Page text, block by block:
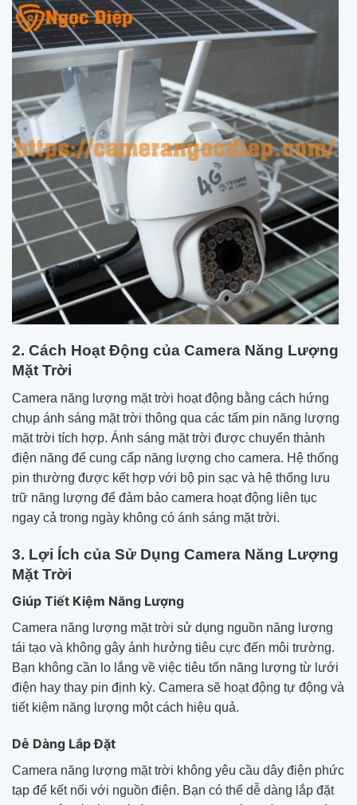
2. Cách Hoạt Động của Camera Năng Lượng
Mặt Trời
Camera năng lượng mặt trời hoạt động bằng cách hứng
chụp ánh sáng mặt trời thông qua các tấm pin năng lượng
mặt trời tích hợp. Ánh sáng mặt trời được chuyển thành
điện năng để cung cấp năng lượng cho camera. Hệ thống
pin thường được kết hợp với bộ pin sạc và hệ thống lưu
trữ năng lượng để đảm bảo camera hoạt động liên tục
ngay cả trong ngày không có ánh sáng mặt trời.
3. Lợi Ích của Sử Dụng Camera Năng Lượng
Mặt Trời
Giúp Tiết Kiệm Năng Lượng
Camera năng lượng mặt trời sử dụng nguồn năng lượng
tái tạo và không gây ảnh hưởng tiêu cực đến môi trường.
Bạn không cần lo lắng về việc tiêu tốn năng lượng từ lưới
điện hay thay pin định kỳ. Camera sẽ hoạt động tự động và
tiết kiệm năng lượng một cách hiệu quả.
Dễ Dàng Lắp Đặt
Camera năng lượng mặt trời không yêu cầu dây điện phức
tạp để kết nối với nguồn điện. Bạn có thể dễ dàng lắp đặt